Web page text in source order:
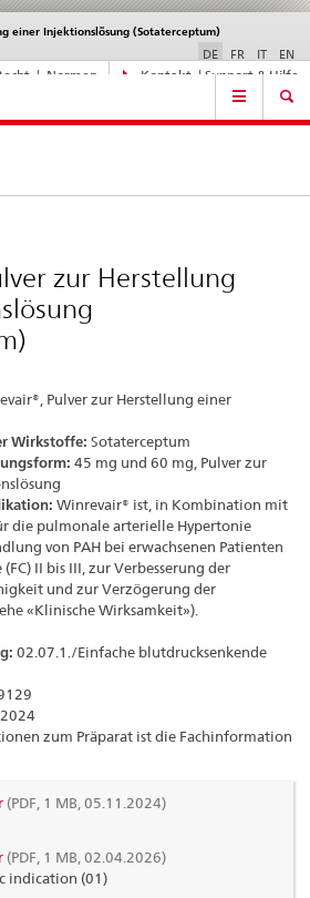
| Normen Kontakt | Support & Hilfe
einer Injektionslösung (Sotaterceptum)
DE FR IT EN
zur Herstellung
Pulver zur Herstellung einer
Wirkstoffe: Sotaterceptum
45 mg und 60 mg, Pulver zur
Winrevair® ist, in Kombination mit
die pulmonale arterielle Hypertonie
von PAH bei erwachsenen Patienten
II bis III, zur Verbesserung der
und zur Verzögerung der
«Klinische Wirksamkeit»).
02.07.1./Einfache blutdrucksenkende
zum Präparat ist die Fachinformation
(PDF, 1 MB, 05.11.2024)
(PDF, 1 MB, 02.04.2026)
indication (01)